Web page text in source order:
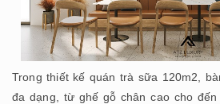
Trong thiết kế quán trà sữa 120m2,
đa dạng, từ ghế gỗ chân cao cho đến